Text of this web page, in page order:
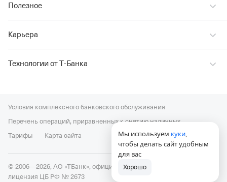
Полезное
Карьера
Технологии от Т‑Банка
Условия комплексного банковского обслуживания
Перечень операций, приравненных к снятию наличных
Тарифы
Карта сайта
© 2006—2026, АО «ТБанк», официальный сайт,
лицензия ЦБ РФ № 2673
Мы используем куки,
чтобы делать сайт удобным
для вас
Хорошо